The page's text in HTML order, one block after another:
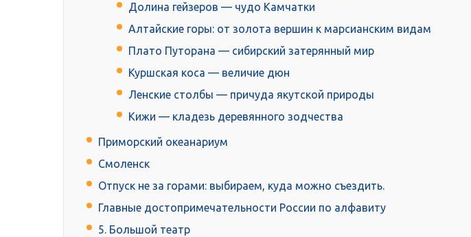
Долина гейзеров — чудо Камчатки
Алтайские горы: от золота вершин к марсианским видам
Плато Путорана — сибирский затерянный мир
Куршская коса — величие дюн
Ленские столбы — причуда якутской природы
Кижи — кладезь деревянного зодчества
Приморский океанариум
Смоленск
Отпуск не за горами: выбираем, куда можно съездить.
Главные достопримечательности России по алфавиту
5. Большой театр